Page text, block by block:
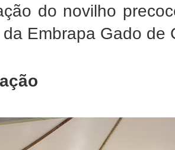
do novilho
Embrapa Gado de